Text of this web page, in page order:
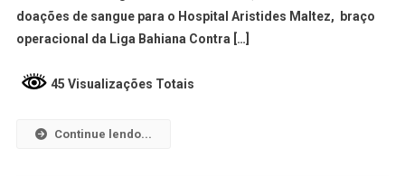
doações de sangue para o Hospital Aristides Maltez, braço
operacional da Liga Bahiana Contra […]
45 Visualizações Totais
Continue lendo...